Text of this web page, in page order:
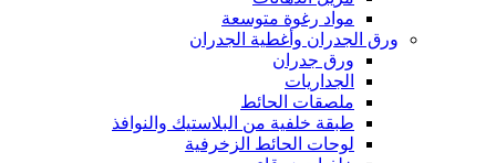
مواد رغوة متوسعة
ورق الجدران وأغطية الجدران
ورق جدران
الجداريات
ملصقات الحائط
طبقة خلفية من البلاستيك والنوافذ
لوحات الحائط الزخرفية